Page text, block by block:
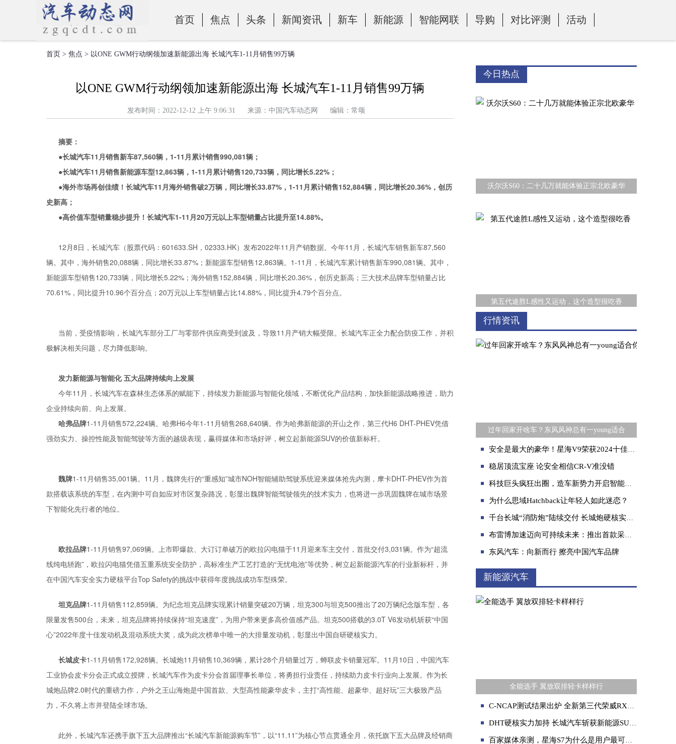
首页 焦点 头条 新闻资讯 新车 新能源 智能网联 导购 对比评测 活动
零部件
首页 > 焦点 > 以ONE GWM行动纲领加速新能源出海 长城汽车1-11月销售99万辆
以ONE GWM行动纲领加速新能源出海 长城汽车1-11月销售99万辆
发布时间：2022-12-12 上午 9:06:31 来源：中国汽车动态网 编辑：常颂
摘要：
●长城汽车11 月销售新车87,560辆 ，1-11 月累计销售990,081辆 ；
●长城汽车11 月销售新能源车型12,863辆 ， 1-11月累计销售120,733辆 ，同比增长5.22%；
●海外市场再创佳绩！长城汽车11 月海外销售破2万辆，同比增长33.87% ，1-11 月累计销售152,884辆，同比增长20.36% ，创历
史新高 ；
●高价值车型销量稳步提升！ 长城汽车1-11 月20万元以上车型销量占比提升至14.88%。
12月8日，长城汽车（股票代码：601633.SH，02333.HK）发布2022年11月产销数据。今年11月，长城汽车销售新车87,560
辆。其中，海外销售20,088辆，同比增长33.87%；新能源车型销售12,863辆。1-11月，长城汽车累计销售新车990,081辆。其中，
新能源车型销售120,733辆，同比增长5.22%；海外销售152,884辆，同比增长20.36%，创历史新高；三大技术品牌车型销量占比
70.61%，同比提升10.96个百分点；20万元以上车型销量占比14.88%，同比提升4.79个百分点。
当前，受疫情影响，长城汽车部分工厂与零部件供应商受到波及，导致11月产销大幅受限。长城汽车正全力配合防疫工作，并积
极解决相关问题，尽力降低影响。
发力新能源与智能化 五大品牌持续向上发展
今年11月，长城汽车在森林生态体系的赋能下，持续发力新能源与智能化领域，不断优化产品结构，加快新能源战略推进，助力
企业持续向前、向上发展。
哈弗品牌1-11月销售572,224辆。哈弗H6今年1-11月销售268,640辆。作为哈弗新能源的开山之作，第三代H6 DHT-PHEV凭借
强劲实力、操控性能及智能驾驶等方面的越级表现，赢得媒体和市场好评，树立起新能源SUV的价值新标杆。
魏牌1-11月销售35,001辆。11月，魏牌先行的“重感知”城市NOH智能辅助驾驶系统迎来媒体抢先内测，摩卡DHT-PHEV作为首
款搭载该系统的车型，在内测中可自如应对市区复杂路况，彰显出魏牌智能驾驶领先的技术实力，也将进一步巩固魏牌在城市场景
下智能化先行者的地位。
欧拉品牌1-11月销售97,069辆。上市即爆款、大订订单破万的欧拉闪电猫于11月迎来车主交付，首批交付3,031辆。作为“超流
线纯电轿跑”，欧拉闪电猫凭借五重系统安全防护，高标准生产工艺打造的“无忧电池”等优势，树立起新能源汽车的行业新标杆，并
在中国汽车安全实力硬核平台Top Safety的挑战中获得年度挑战成功车型殊荣。
坦克品牌1-11月销售112,859辆。为纪念坦克品牌实现累计销量突破20万辆，坦克300与坦克500推出了20万辆纪念版车型，各
限量发售500台，未来，坦克品牌将持续保持“坦克速度”，为用户带来更多高价值感产品。坦克500搭载的3.0T V6发动机斩获“中国
心”2022年度十佳发动机及混动系统大奖，成为此次榜单中唯一的大排量发动机，彰显出中国自研硬核实力。
长城皮卡1-11月销售172,928辆。长城炮11月销售10,369辆，累计28个月销量过万，蝉联皮卡销量冠军。11月10日，中国汽车
工业协会皮卡分会正式成立授牌，长城汽车作为皮卡分会首届理事长单位，将勇担行业责任，持续助力皮卡行业向上发展。作为长
城炮品牌2.0时代的重磅力作，户外之王山海炮是中国首款、大型高性能豪华皮卡，主打“高性能、超豪华、超好玩”三大极致产品
力，不久将上市并登陆全球市场。
此外，长城汽车还携手旗下五大品牌推出“长城汽车新能源购车节”，以“11.11”为核心节点贯通全月，依托旗下五大品牌及经销商
今日热点
沃尔沃S60：二十几万就能体验正宗北欧豪华
第五代途胜L感性又运动，这个造型很吃香
短轴车轻大心脏 赛级皮卡V6火炮正式上市 售
行情资讯
过年回家开啥车？东风风神总有一young适合
安全是最大的豪华！星海V9荣获2024十佳车身评选专家团高度认可
稳居顶流宝座 论安全相信CR-V准没错
科技巨头疯狂出圈，造车新势力开启智能新战局
为什么思域Hatchback让年轻人如此迷恋？
千台长城“消防炮”陆续交付 长城炮硬核实力守护万家灯火
布雷博加速迈向可持续未来：推出首款采用100%再生铝制造的制动卡钳
东风汽车：向新而行 擦亮中国汽车品牌
新能源汽车
全能选手 翼放双排轻卡样样行
C-NCAP测试结果出炉 全新第三代荣威RX5高分荣获五星认证
DHT硬核实力加持 长城汽车斩获新能源SUV极寒续航达成率冠亚军
百家媒体亲测，星海S7为什么是用户最可靠的知己